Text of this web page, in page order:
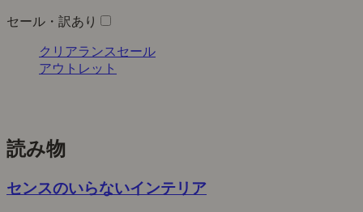
セール・訳あり
クリアランスセール
アウトレット
読み物
センスのいらないインテリア